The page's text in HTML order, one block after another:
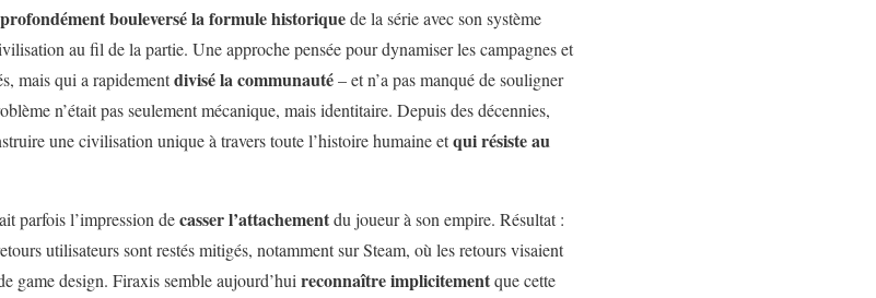
profondément bouleversé la formule historiquede la série avec son système
au fil de la partie. Une approche pensée pour dynamiser les campagnes et
mais qui a rapidementdivisé la communauté– et n’a pas manqué de souligner
n’était pas seulement mécanique, mais identitaire. Depuis des décennies,
une civilisation unique à travers toute l’histoire humaine etqui résiste au
parfois l’impression decasser l’attachementdu joueur à son empire. Résultat :
utilisateurs sont restés mitigés, notamment sur Steam, où les retours visaient
game design. Firaxis semble aujourd’hui reconnaître implicitementque cette